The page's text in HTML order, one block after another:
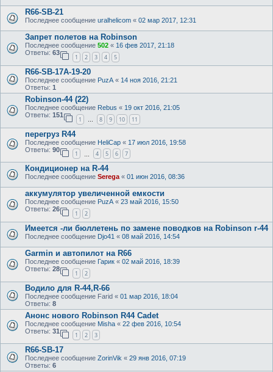
R66-SB-21
Последнее сообщение uralhelicom « 02 мар 2017, 12:31
Запрет полетов на Robinson
Последнее сообщение 502 « 16 фев 2017, 21:18
Ответы: 63
1 2 3 4 5
R66-SB-17A-19-20
Последнее сообщение PuzA « 14 ноя 2016, 21:21
Ответы: 1
Robinson-44 (22)
Последнее сообщение Rebus « 19 окт 2016, 21:05
Ответы: 151
1 … 8 9 10 11
перегруз R44
Последнее сообщение HeliCap « 17 июл 2016, 19:58
Ответы: 90
1 4 5 6 7
Кондиционер на R-44
Последнее сообщение Serega « 01 июн 2016, 08:36
аккумулятор увеличенной емкости
Последнее сообщение PuzA « 23 май 2016, 15:50
Ответы: 26
1 2
Имеется -ли бюллетень по замене поводков на Robinson r-44
Последнее сообщение Djo41 « 08 май 2016, 14:54
Garmin и автопилот на R66
Последнее сообщение Гарик « 02 май 2016, 18:39
Ответы: 28
1 2
Водило для R-44,R-66
Последнее сообщение Farid « 01 мар 2016, 18:04
Ответы: 8
Анонс нового Robinson R44 Cadet
Последнее сообщение Misha « 22 фев 2016, 10:54
Ответы: 31
1 2 3
R66-SB-17
Последнее сообщение ZorinVik « 29 янв 2016, 07:19
Ответы: 6